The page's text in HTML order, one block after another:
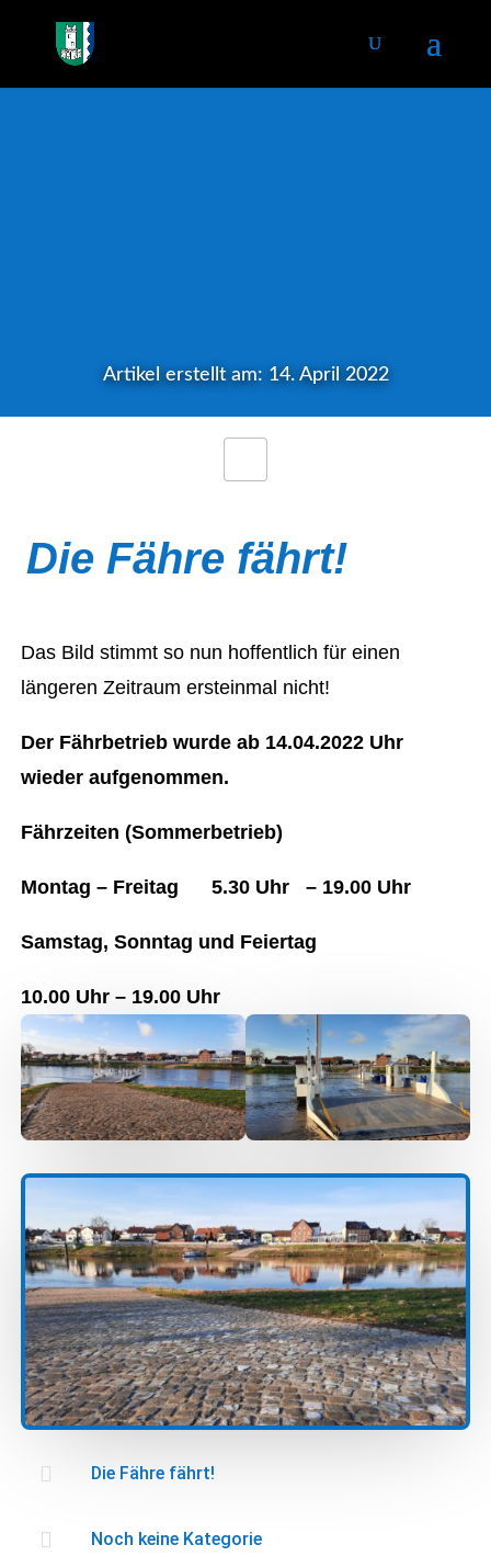
Artikel erstellt am: 14. April 2022
Die Fähre fährt!
Das Bild stimmt so nun hoffentlich für einen
längeren Zeitraum ersteinmal nicht!
Der Fährbetrieb wurde ab 14.04.2022 Uhr
wieder aufgenommen.
Fährzeiten (Sommerbetrieb)
Montag – Freitag 5.30 Uhr – 19.00 Uhr
Samstag, Sonntag und Feiertag
10.00 Uhr – 19.00 Uhr
 Die Fähre fährt!
 Noch keine Kategorie